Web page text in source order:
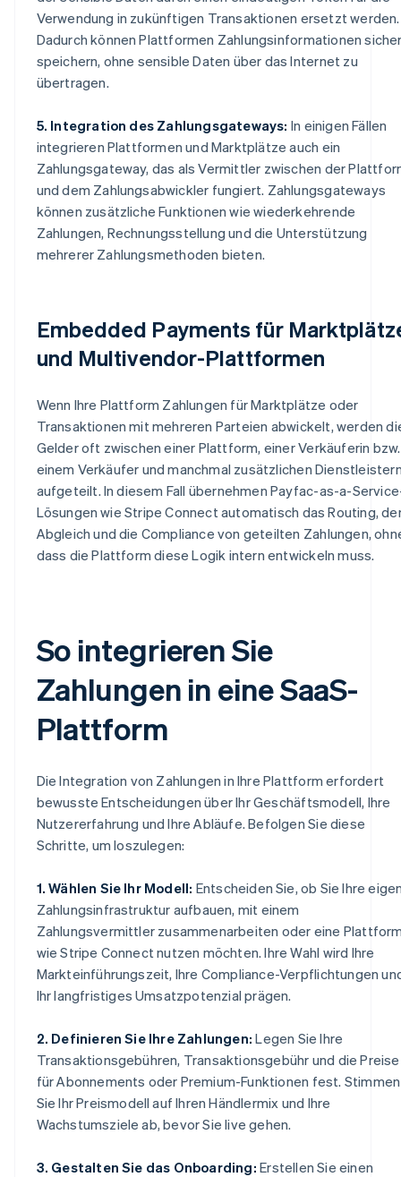
Verwendung in zukünftigen Transaktionen ersetzt werden.
Dadurch können Plattformen Zahlungsinformationen
speichern, ohne sensible Daten über das Internet zu
übertragen.
5. Integration des Zahlungsgateways: In einigen Fällen
integrieren Plattformen und Marktplätze auch ein
Zahlungsgateway, das als Vermittler zwischen der
und dem Zahlungsabwickler fungiert. Zahlungsgateways
können zusätzliche Funktionen wie wiederkehrende
Zahlungen, Rechnungsstellung und die Unterstützung
mehrerer Zahlungsmethoden bieten.
Embedded Payments für
und Multivendor-Plattformen
Wenn Ihre Plattform Zahlungen für Marktplätze oder
Transaktionen mit mehreren Parteien abwickelt, werden
Gelder oft zwischen einer Plattform, einer Verkäuferin bzw.
einem Verkäufer und manchmal zusätzlichen
aufgeteilt. In diesem Fall übernehmen Payfac-as-a-
Lösungen wie Stripe Connect automatisch das Routing,
Abgleich und die Compliance von geteilten Zahlungen,
dass die Plattform diese Logik intern entwickeln muss.
So integrieren Sie
Zahlungen in eine SaaS-
Plattform
Die Integration von Zahlungen in Ihre Plattform erfordert
bewusste Entscheidungen über Ihr Geschäftsmodell, Ihre
Nutzererfahrung und Ihre Abläufe. Befolgen Sie diese
Schritte, um loszulegen:
1. Wählen Sie Ihr Modell: Entscheiden Sie, ob Sie Ihre
Zahlungsinfrastruktur aufbauen, mit einem
Zahlungsvermittler zusammenarbeiten oder eine
wie Stripe Connect nutzen möchten. Ihre Wahl wird Ihre
Markteinführungszeit, Ihre Compliance-Verpflichtungen
Ihr langfristiges Umsatzpotenzial prägen.
2. Definieren Sie Ihre Zahlungen: Legen Sie Ihre
Transaktionsgebühren, Transaktionsgebühr und die Preise
für Abonnements oder Premium-Funktionen fest. Stimmen
Sie Ihr Preismodell auf Ihren Händlermix und Ihre
Wachstumsziele ab, bevor Sie live gehen.
3. Gestalten Sie das Onboarding: Erstellen Sie einen